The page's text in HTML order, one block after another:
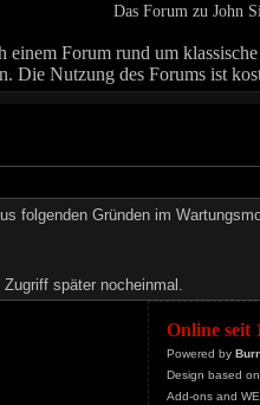
Das Forum zu John
einem Forum rund um
Die Nutzung des Forums ist
folgenden Gründen im
später nocheinmal.
Online seit
Powered by
Design based
Add-ons and